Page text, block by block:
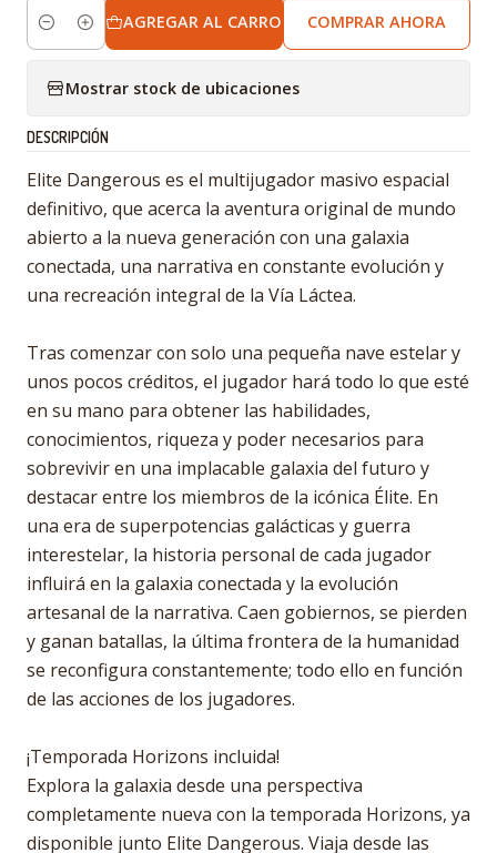
Cantidad
AGREGAR AL CARRO COMPRAR AHORA
Mostrar stock de ubicaciones
DESCRIPCIÓN
Elite Dangerous es el multijugador masivo espacial
definitivo, que acerca la aventura original de mundo
abierto a la nueva generación con una galaxia
conectada, una narrativa en constante evolución y
una recreación integral de la Vía Láctea.
Tras comenzar con solo una pequeña nave estelar y
unos pocos créditos, el jugador hará todo lo que esté
en su mano para obtener las habilidades,
conocimientos, riqueza y poder necesarios para
sobrevivir en una implacable galaxia del futuro y
destacar entre los miembros de la icónica Élite. En
una era de superpotencias galácticas y guerra
interestelar, la historia personal de cada jugador
influirá en la galaxia conectada y la evolución
artesanal de la narrativa. Caen gobiernos, se pierden
y ganan batallas, la última frontera de la humanidad
se reconfigura constantemente; todo ello en función
de las acciones de los jugadores.
¡Temporada Horizons incluida!
Explora la galaxia desde una perspectiva
completamente nueva con la temporada Horizons, ya
disponible junto Elite Dangerous. Viaja desde las